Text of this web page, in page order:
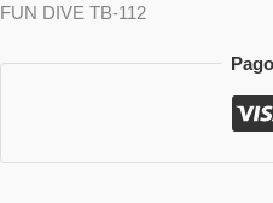
FUN DIVE TB-112